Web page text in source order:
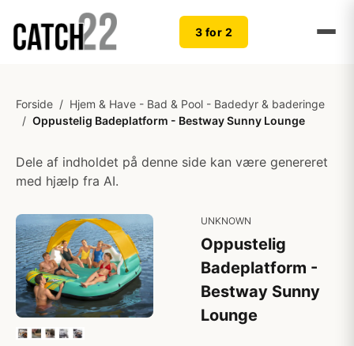
3 for 2
Forside / Hjem & Have - Bad & Pool - Badedyr & baderinge
/ Oppustelig Badeplatform - Bestway Sunny Lounge
Dele af indholdet på denne side kan være genereret
med hjælp fra AI.
UNKNOWN
Oppustelig
Badeplatform -
Bestway Sunny
Lounge